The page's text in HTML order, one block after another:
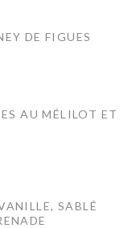
DE FIGUES
AU MÉLILOT ET
SABLÉ